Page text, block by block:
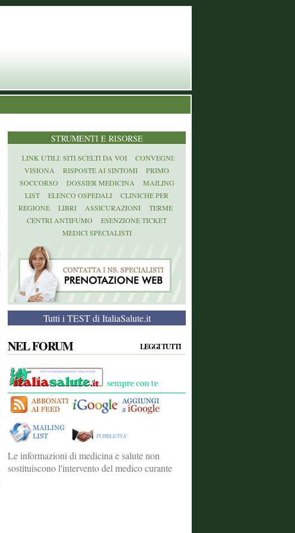
STRUMENTI E RISORSE
LINK UTILI: SITI SCELTI DA VOI
CONVEGNI:
VISIONA
RISPOSTE AI SINTOMI
PRIMO
SOCCORSO
DOSSIER MEDICINA
MAILING
LIST
ELENCO OSPEDALI
CLINICHE PER
REGIONE
LIBRI ASSICURAZIONI
TERME
CENTRI ANTIFUMO
ESENZIONE TICKET
MEDICI SPECIALISTI
Tutti i TEST di ItaliaSalute.it
NEL FORUM LEGGI TUTTI
Le informazioni di medicina e salute non
sostituiscono l'intervento del medico curante